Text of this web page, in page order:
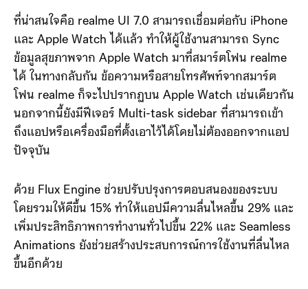
ที่น่าสนใจคือ realme UI 7.0 สามารถเชื่อมต่อกับ iPhone
และ Apple Watch ได้แล้ว ทำให้ผู้ใช้งานสามารถ Sync
ข้อมูลสุขภาพจาก Apple Watch มาที่สมาร์ตโฟน realme
ได้ ในทางกลับกัน ข้อความหรือสายโทรศัพท์จากสมาร์ต
โฟน realme ก็จะไปปรากฏบน Apple Watch เช่นเดียวกัน
นอกจากนี้ยังมีฟีเจอร์ Multi-task sidebar ที่สามารถเข้า
ถึงแอปหรือเครื่องมือที่ตั้งเอาไว้ได้โดยไม่ต้องออกจากแอป
ด้วย Flux Engine ช่วยปรับปรุงการตอบสนองของระบบ
โดยรวมให้ดีขึ้น 15% ทำให้แอปมีความลื่นไหลขึ้น 29% และ
เพิ่มประสิทธิภาพการทำงานทั่วไปขึ้น 22% และ Seamless
Animations ยังช่วยสร้างประสบการณ์การใช้งานที่ลื่นไหล